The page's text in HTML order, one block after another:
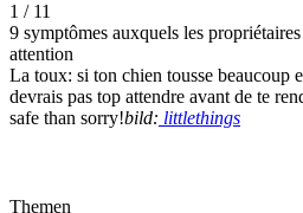
1 / 11
9 symptômes auxquels les
attention
La toux: si ton chien tousse beaucoup
devrais pas top attendre avant de te
safe than sorry!bild: littlethings
Themen